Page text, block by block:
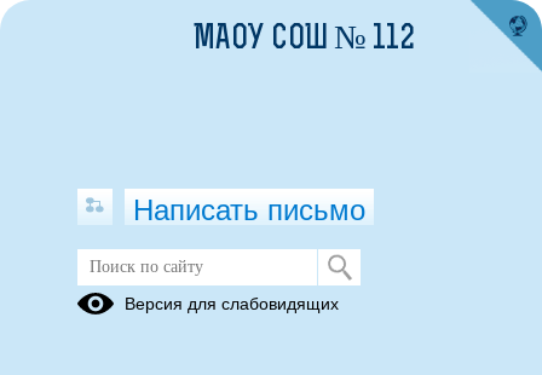
Приём в 10 класс
МАОУ СОШ № 112
Написать письмо
Версия для слабовидящих